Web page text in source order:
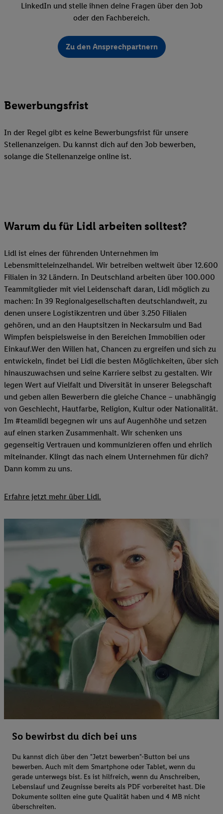
LinkedIn und stelle ihnen deine Fragen über den Job
oder den Fachbereich.
Zu den Ansprechpartnern
Bewerbungsfrist
In der Regel gibt es keine Bewerbungsfrist für unsere
Stellenanzeigen. Du kannst dich auf den Job bewerben,
solange die Stellenanzeige online ist.
Warum du für Lidl arbeiten solltest?
Lidl ist eines der führenden Unternehmen im
Lebensmitteleinzelhandel. Wir betreiben weltweit über 12.600
Filialen in 32 Ländern. In Deutschland arbeiten über 100.000
Teammitglieder mit viel Leidenschaft daran, Lidl möglich zu
machen: In 39 Regionalgesellschaften deutschlandweit, zu
denen unsere Logistikzentren und über 3.250 Filialen
gehören, und an den Hauptsitzen in Neckarsulm und Bad
Wimpfen beispielsweise in den Bereichen Immobilien oder
Einkauf.Wer den Willen hat, Chancen zu ergreifen und sich zu
entwickeln, findet bei Lidl die besten Möglichkeiten, über sich
hinauszuwachsen und seine Karriere selbst zu gestalten. Wir
legen Wert auf Vielfalt und Diversität in unserer Belegschaft
und geben allen Bewerbern die gleiche Chance – unabhängig
von Geschlecht, Hautfarbe, Religion, Kultur oder Nationalität.
Im #teamlidl begegnen wir uns auf Augenhöhe und setzen
auf einen starken Zusammenhalt. Wir schenken uns
gegenseitig Vertrauen und kommunizieren offen und ehrlich
miteinander. Klingt das nach einem Unternehmen für dich?
Dann komm zu uns.​
Erfahre jetzt mehr über Lidl.
So bewirbst du dich bei uns
Du kannst dich über den "Jetzt bewerben"-Button bei uns
bewerben. Auch mit dem Smartphone oder Tablet, wenn du
gerade unterwegs bist. Es ist hilfreich, wenn du Anschreiben,
Lebenslauf und Zeugnisse bereits als PDF vorbereitet hast. Die
Dokumente sollten eine gute Qualität haben und 4 MB nicht
überschreiten.